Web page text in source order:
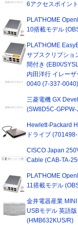
6アクセスポイン
PLAT'HOME
10搭載モデル
PLAT'HOME
サブスクリプショ
間付き (EBIX/
内田洋行 イレー
0040 (7-337-0040)
三菱電機 GX
(SW8D5C-GPPW-
Hewlett-Packard
ドライブ
CISCO Japan
Cable (CAB-TA-
PLAT'HOME
11搭載モデル
金井電器産業
USBモデル 英語
(HMB632KUS/R)